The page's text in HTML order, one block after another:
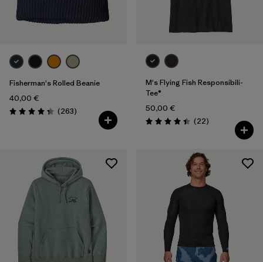
Fisherman's Rolled Beanie
40,00 €
Bewertung: 4.3 / 5
(263Rezensionen
)
M's Flying Fish Responsibili-
Tee®
50,00 €
Bewertung: 4.5 / 5
(22Rezensionen
)